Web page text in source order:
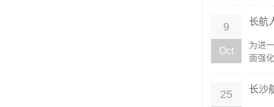
9
Oct
长航
为进
面强
25 长沙